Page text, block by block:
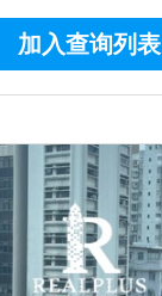
加入查询列表